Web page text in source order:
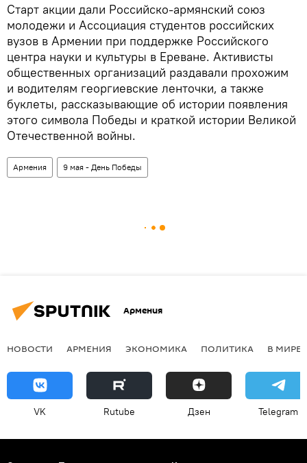
Старт акции дали Российско-армянский союз
молодежи и Ассоциация студентов российских
вузов в Армении при поддержке Российского
центра науки и культуры в Ереване. Активисты
общественных организаций раздавали прохожим
и водителям георгиевские ленточки, а также
буклеты, рассказывающие об истории появления
этого символа Победы и краткой истории Великой
Отечественной войны.
Армения 9 мая - День Победы
Армения
НОВОСТИ АРМЕНИЯ ЭКОНОМИКА ПОЛИТИКА В МИРЕ
VK Rutube Дзен Telegram